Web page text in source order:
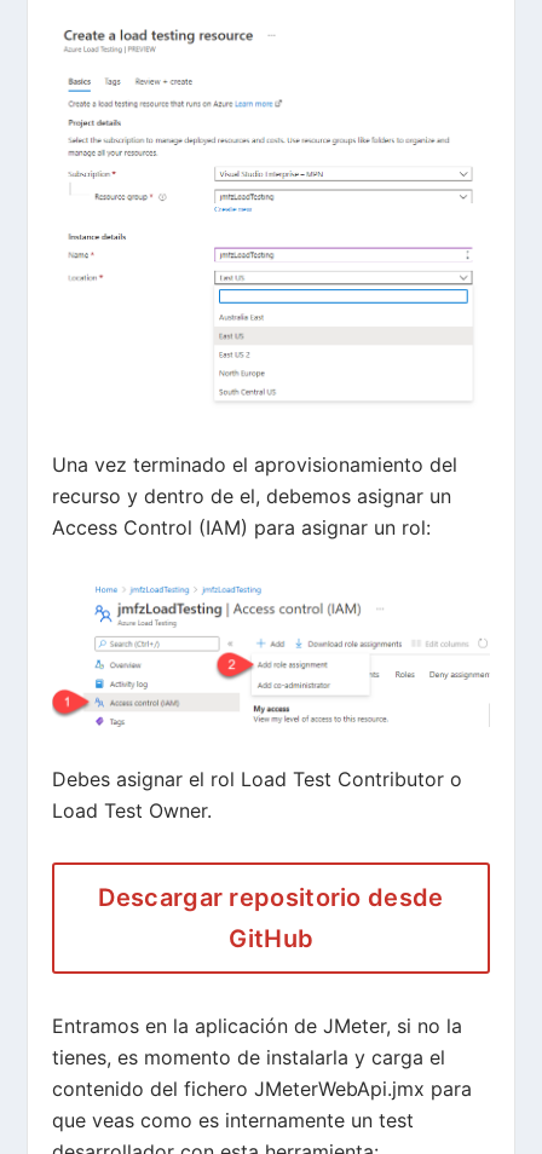
Una vez terminado el aprovisionamiento del
recurso y dentro de el, debemos asignar un
Access Control (IAM) para asignar un rol:
Debes asignar el rol Load Test Contributor o
Load Test Owner.
Descargar repositorio desde
GitHub
Entramos en la aplicación de JMeter, si no la
tienes, es momento de instalarla y carga el
contenido del fichero JMeterWebApi.jmx para
que veas como es internamente un test